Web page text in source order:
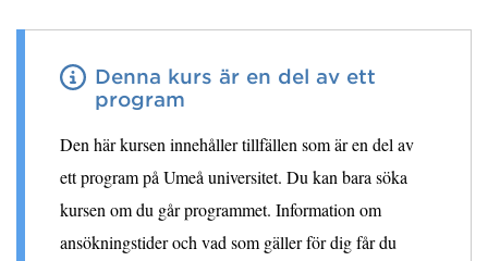
Denna kurs är en del av ett
program
Den här kursen innehåller tillfällen som är en del av
ett program på Umeå universitet. Du kan bara söka
kursen om du går programmet. Information om
ansökningstider och vad som gäller för dig får du